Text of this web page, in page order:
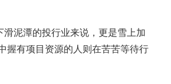
滑泥潭的投行业来说，更是雪上加
握有项目资源的人则在苦苦等待行